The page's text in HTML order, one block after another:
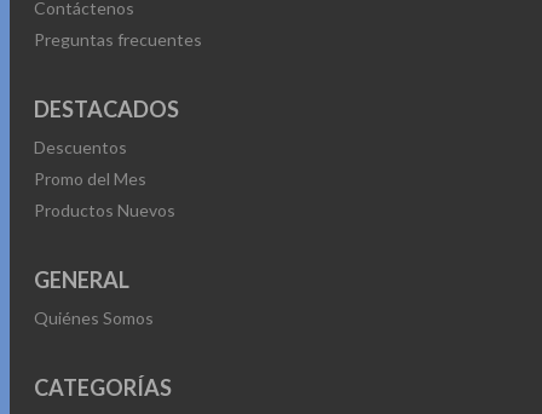
Contáctenos
Preguntas frecuentes
DESTACADOS
Descuentos
Promo del Mes
Productos Nuevos
GENERAL
Quiénes Somos
CATEGORÍAS